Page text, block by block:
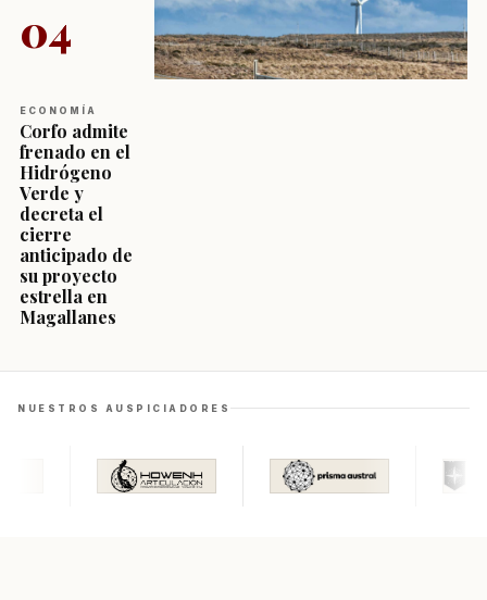
04
ECONOMÍA
Corfo admite
frenado en el
Hidrógeno
Verde y
decreta el
cierre
anticipado de
su proyecto
estrella en
Magallanes
NUESTROS AUSPICIADORES